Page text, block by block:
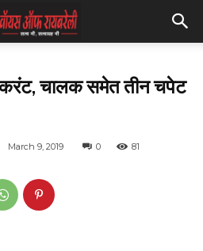
चालक समेत तीन चपेट
March 9, 2019 0 81